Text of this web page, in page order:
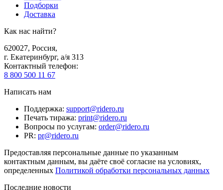
Подборки
Доставка
Как нас найти?
620027, Россия,
г. Екатеринбург, а/я 313
Контактный телефон:
8 800 500 11 67
Написать нам
Поддержка: support@ridero.ru
Печать тиража: print@ridero.ru
Вопросы по услугам: order@ridero.ru
PR: pr@ridero.ru
Предоставляя персональные данные по указанным
контактным данным, вы даёте своё согласие на условиях,
определенных Политикой обработки персональных данных
Последние новости